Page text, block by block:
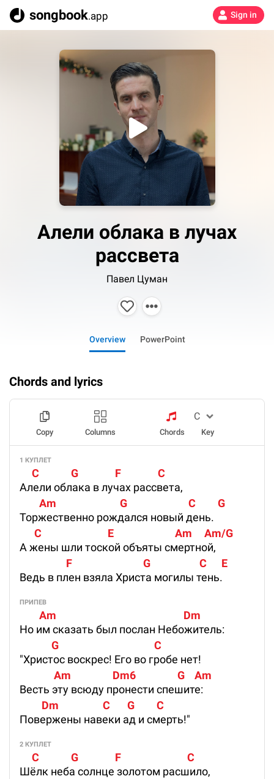
songbook.app Sign in
Алели облака в лучах
рассвета
Павел Цуман
Overview PowerPoint
Chords and lyrics
Copy Columns Chords Key
1 КУПЛЕТ
     C             G               F               C
Алели облака в лучах рассвета,
        Am                          G                         C         G
Торжественно рождался новый день.
      C                           E                         Am     Am/G
А жены шли тоской объяты смертной,
                   F                             G                    C      E
Ведь в плен взяла Христа могилы тень.
ПРИПЕВ
        Am                                                    Dm
Но им сказать был послан Небожитель:
             G                                       C
"Христос воскрес! Его во гробе нет!
              Am                 Dm6                 G    Am
Весть эту всюду пронести спешите:
         Dm                  C       G         C
Повержены навеки ад и смерть!"
2 КУПЛЕТ
     C             G               F                           C
Шёлк неба солнце золотом расшило,